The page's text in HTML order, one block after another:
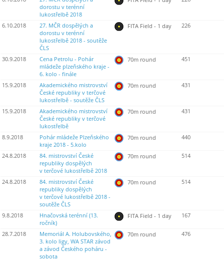
dorostu v terénní
lukostřelbě 2018
6.10.2018
27. MČR dospělých a
dorostu v terénní
lukostřelbě 2018 - soutěže
ČLS
FITA Field - 1 day 226
30.9.2018
Cena Petrolu - Pohár
mládeže plzeňského kraje -
6. kolo - finále
70m round 451
15.9.2018
Akademického mistrovství
České republiky v terčové
lukostřelbě - soutěže ČLS
70m round 431
15.9.2018
Akademického mistrovství
České republiky v terčové
lukostřelbě
70m round 431
8.9.2018
Pohár mládeže Plzeňského
kraje 2018 - 5.kolo
70m round 440
24.8.2018
84. mistrovství České
republiky dospělých
v terčové lukostřelbě 2018
70m round 514
24.8.2018
84. mistrovství České
republiky dospělých
v terčové lukostřelbě 2018 -
soutěže ČLS
70m round 514
9.8.2018
Hnačovská terénní (13.
ročník)
FITA Field - 1 day 167
28.7.2018
Memoriál A. Holubovského,
3. kolo ligy, WA STAR závod
a závod Českého poháru -
sobota
70m round 476